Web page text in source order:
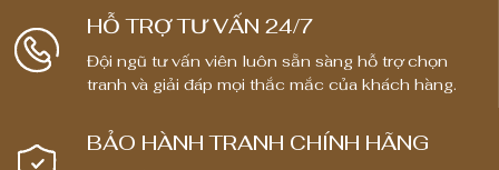
HỖ TRỢ TƯ VẤN 24/7
Đội ngũ tư vấn viên luôn sẵn sàng hỗ trợ chọn
tranh và giải đáp mọi thắc mắc của khách hàng.
BẢO HÀNH TRANH CHÍNH HÃNG